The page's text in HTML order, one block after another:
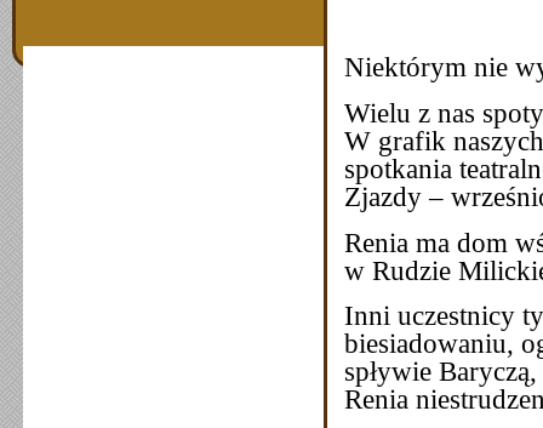
Niektórym nie
Wielu z nas
W grafik
spotkania
Zjazdy –
Renia ma dom
w Rudzie
Inni uczestnicy
biesiadowaniu,
spływie
Renia